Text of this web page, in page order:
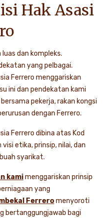
Hak Asasi
dan kompleks.
yang pelbagai.
Ferrero menggariskan
ini dan pendekatan kami
pekerja, rakan kongsi
dengan Ferrero.
Ferrero dibina atas Kod
etika, prinsip, nilai, dan
syarikat.
kamimenggariskan prinsip
yang
Ferreromenyoroti
bertanggungjawab bagi